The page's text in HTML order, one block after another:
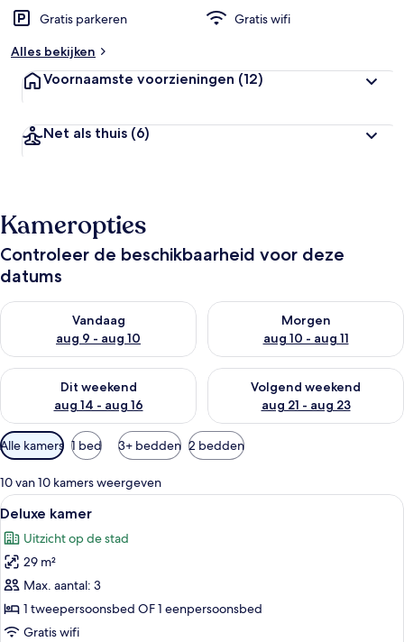
Gratis parkeren
Gratis wifi
Alles bekijken
Voornaamste voorzieningen (12)
Net als thuis (6)
Kameropties
Controleer de beschikbaarheid voor deze
datums
Vandaag
aug 9 - aug 10
De beschikbaarheid controleren voor vanavond aug 9 - aug
Morgen
aug 10 - aug 11
De beschikbaarheid
Dit weekend
aug 14 - aug 16
De beschikbaarheid controleren voor dit weekend aug 14 -
Volgend weekend
aug 21 - aug 23
De beschikbaarheid
Beschikbare
filters
voor
kamers
Alle kamers 1 bed 3+ bedden 2 bedden
10 van 10 kamers weergeven
Alle
foto's
voor
Deluxe
kamer
laden
Luxe beddengoed, een gratis
7
Deluxe kamer
Uitzicht op de stad
29 m²
Max. aantal: 3
1 tweepersoonsbed OF 1 eenpersoonsbed
Gratis wifi